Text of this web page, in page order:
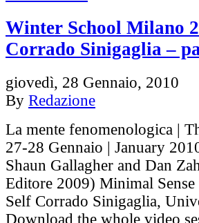
Winter School Milano
Corrado Sinigaglia –
giovedì, 28 Gennaio, 2010
By Redazione
La mente fenomenologica |
27-28 Gennaio | January
Shaun Gallagher and Dan
Editore 2009) Minimal
Self Corrado Sinigaglia,
Download the whole video